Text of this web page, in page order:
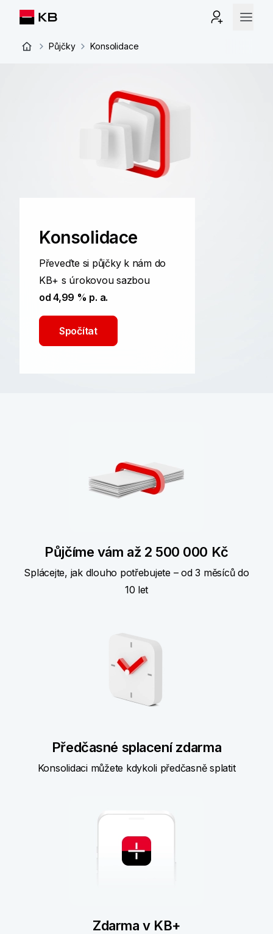
Půjčky Konsolidace
Konsolidace
Převeďte si půjčky k nám do
KB+ s úrokovou sazbou
od 4,99 % p. a.
Spočítat
Půjčíme vám až 2 500 000 Kč
Splácejte, jak dlouho potřebujete – od 3 měsíců do
10 let
Předčasné splacení zdarma
Konsolidaci můžete kdykoli předčasně splatit
Zdarma v KB+